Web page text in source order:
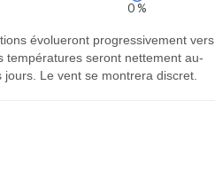
0 %
évolueront progressivement vers
températures seront nettement au-
Le vent se montrera discret.